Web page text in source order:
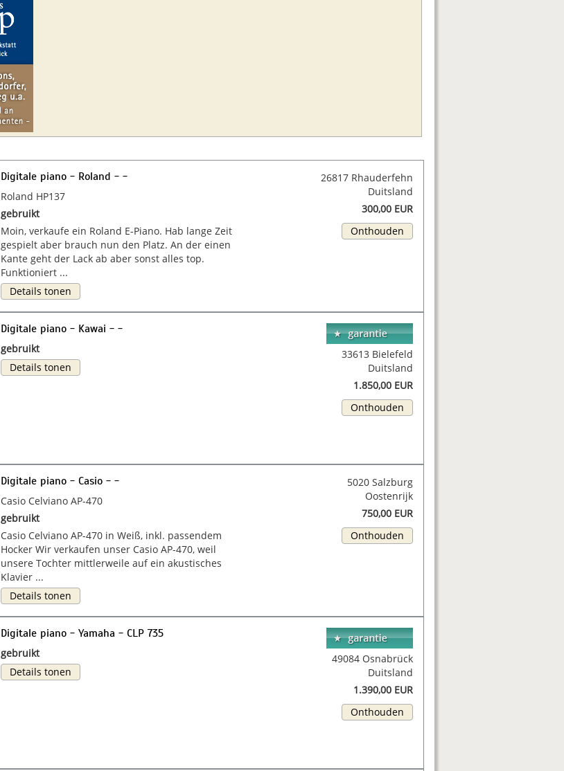
Digitale piano - Roland - -
Roland HP137
gebruikt
Moin, verkaufe ein Roland E-Piano. Hab lange Zeit
gespielt aber brauch nun den Platz. An der einen
Kante geht der Lack ab aber sonst alles top.
Funktioniert ...
Details tonen
26817 Rhauderfehn
Duitsland
300,00 EUR
Onthouden
Digitale piano - Kawai - -
gebruikt
Details tonen
33613 Bielefeld
Duitsland
1.850,00 EUR
Onthouden
Digitale piano - Casio - -
Casio Celviano AP-470
gebruikt
Casio Celviano AP-470 in Weiß, inkl. passendem
Hocker Wir verkaufen unser Casio AP-470, weil
unsere Tochter mittlerweile auf ein akustisches
Klavier ...
Details tonen
5020 Salzburg
Oostenrijk
750,00 EUR
Onthouden
Digitale piano - Yamaha - CLP 735
gebruikt
Details tonen
49084 Osnabrück
Duitsland
1.390,00 EUR
Onthouden